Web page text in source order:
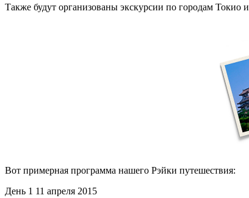
Также будут организованы экскурсии по городам Токио
Вот примерная программа нашего Рэйки путешествия:
День 1 11 апреля 2015